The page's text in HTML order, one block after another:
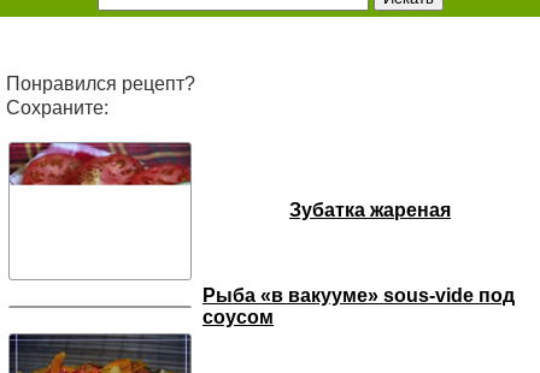
Понравился рецепт?
Сохраните:
Зубатка жареная
Рыба «в вакууме» sous-vide под
соусом